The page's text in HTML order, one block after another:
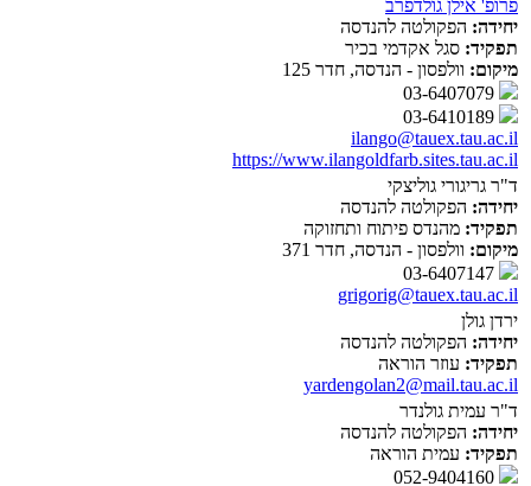
פרופ' אילן גולדפרב
יחידה: הפקולטה להנדסה
תפקיד: סגל אקדמי בכיר
מיקום: וולפסון - הנדסה, חדר 125
ilango@tauex.tau.ac.il
https://www.ilangoldfarb.sites.tau.ac.il
ד"ר גריגורי גוליצקי
יחידה: הפקולטה להנדסה
תפקיד: מהנדס פיתוח ותחזוקה
מיקום: וולפסון - הנדסה, חדר 371
grigorig@tauex.tau.ac.il
ירדן גולן
יחידה: הפקולטה להנדסה
תפקיד: עוזר הוראה
yardengolan2@mail.tau.ac.il
ד"ר עמית גולנדר
יחידה: הפקולטה להנדסה
תפקיד: עמית הוראה